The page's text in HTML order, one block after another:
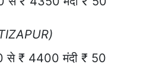
से ₹ 4400 मंदी ₹ 50